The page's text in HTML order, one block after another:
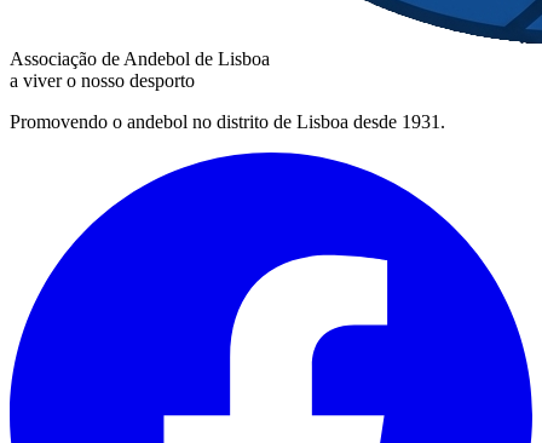
Associação de Andebol de Lisboa
a viver o nosso desporto
Promovendo o andebol no distrito de Lisboa desde 1931.